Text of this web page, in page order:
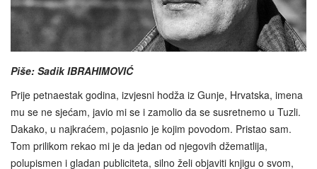
Piše: Sadik IBRAHIMOVIĆ
Prije petnaestak godina, izvjesni hodža iz Gunje, Hrvatska, imena
mu se ne sjećam, javio mi se i zamolio da se susretnemo u Tuzli.
Dakako, u najkraćem, pojasnio je kojim povodom. Pristao sam.
Tom prilikom rekao mi je da jedan od njegovih džematlija,
polupismen i gladan publiciteta, silno želi objaviti knjigu o svom,